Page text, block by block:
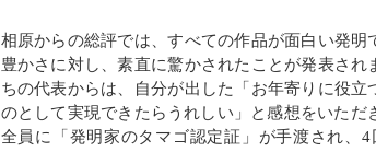
相原からの総評では、すべての作品が面白い発
豊かさに対し、素直に驚かされたことが発表さ
ちの代表からは、自分が出した「お年寄りに役
のとして実現できたらうれしい」と感想をいただ
全員に「発明家のタマゴ認定証」が手渡され、